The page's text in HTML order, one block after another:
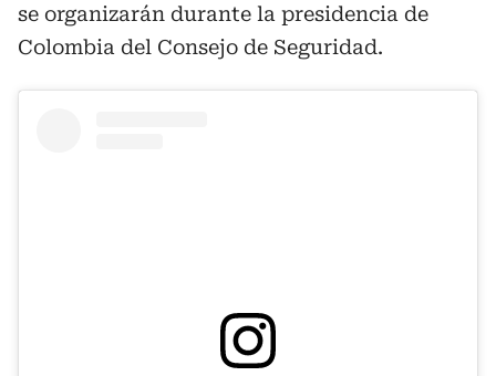
se organizarán durante la presidencia de
Colombia del Consejo de Seguridad.